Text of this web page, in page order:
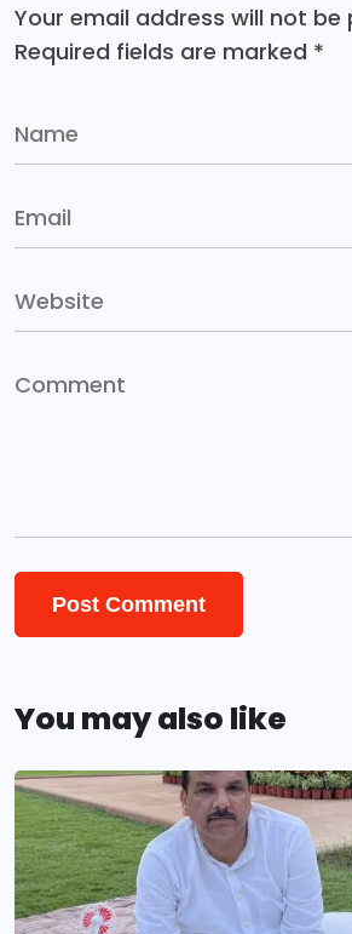
Your email address will not be
Required fields are marked *
You may also like